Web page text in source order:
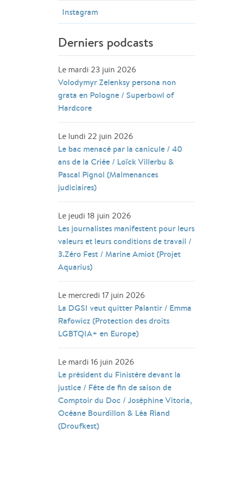
Instagram
Derniers podcasts
Le mardi 23 juin 2026
Volodymyr Zelenksy persona non
grata en Pologne / Superbowl of
Hardcore
Le lundi 22 juin 2026
Le bac menacé par la canicule / 40
ans de la Criée / Loïck Villerbu &
Pascal Pignol (Malmenances
judiciaires)
Le jeudi 18 juin 2026
Les journalistes manifestent pour leurs
valeurs et leurs conditions de travail /
3.Zéro Fest / Marine Amiot (Projet
Aquarius)
Le mercredi 17 juin 2026
La DGSI veut quitter Palantir / Emma
Rafowicz (Protection des droits
LGBTQIA+ en Europe)
Le mardi 16 juin 2026
Le président du Finistère devant la
justice / Fête de fin de saison de
Comptoir du Doc / Joséphine Vitoria,
Océane Bourdillon & Léa Riand
(Droufkest)